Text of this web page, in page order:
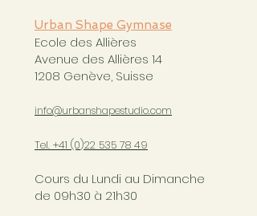
Urban Shape Gymnase
Ecole des Allières
Avenue des Allières 14
1208 Genève, Suisse
info@urbanshapestudio.com
Tel. +41 (0)22 535 78 49
Cours du Lundi au Dimanche
de 09h30 à 21h30